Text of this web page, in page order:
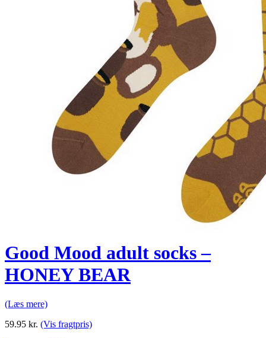
Good Mood adult socks –
HONEY BEAR
(Læs mere)
59.95 kr. (Vis fragtpris)